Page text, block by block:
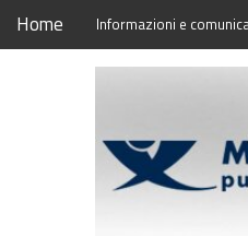
Home Informazioni e